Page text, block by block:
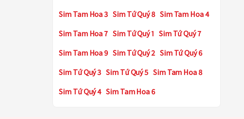
Sim Tam Hoa 3 Sim Tứ Quý 8 Sim Tam Hoa 4
Sim Tam Hoa 7 Sim Tứ Quý 1 Sim Tứ Quý 7
Sim Tam Hoa 9 Sim Tứ Quý 2 Sim Tứ Quý 6
Sim Tứ Quý 3 Sim Tứ Quý 5 Sim Tam Hoa 8
Sim Tứ Quý 4 Sim Tam Hoa 6